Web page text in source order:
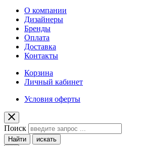
О компании
Дизайнеры
Бренды
Оплата
Доставка
Контакты
Корзина
Личный кабинет
Условия оферты
Поиск
Найти искать